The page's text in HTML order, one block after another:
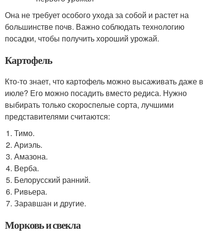
Она не требует особого ухода за собой и растет на
большинстве почв. Важно соблюдать технологию
посадки, чтобы получить хороший урожай.
Картофель
Кто-то знает, что картофель можно высаживать даже в
июле? Его можно посадить вместо редиса. Нужно
выбирать только скороспелые сорта, лучшими
представителями считаются:
Тимо.
Ариэль.
Амазона.
Верба.
Белорусский ранний.
Ривьера.
Заравшан и другие.
Морковь и свекла